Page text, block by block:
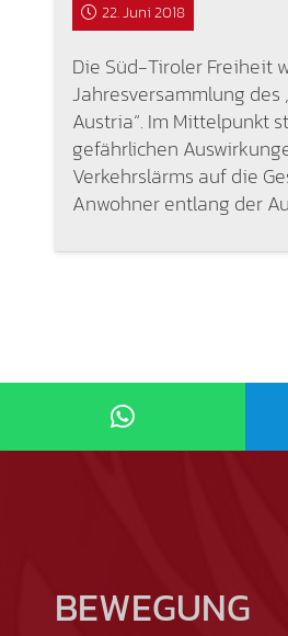
22. Juni 2018
Die Süd-Tiroler Freiheit
Jahresversammlung des
Austria“. Im Mittelpunkt
gefährlichen
Verkehrslärms auf die
Anwohner entlang der
BEWEGUNG